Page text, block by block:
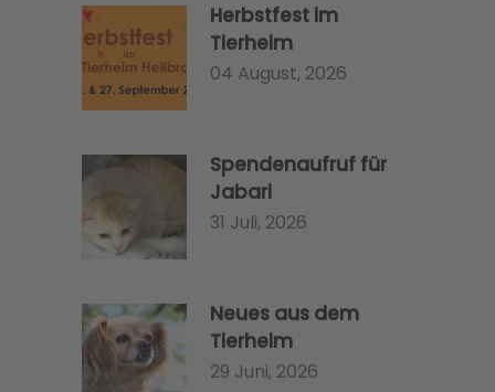
Herbstfest im
Tierheim
04 August, 2026
Spendenaufruf für
Jabari
31 Juli, 2026
Neues aus dem
Tierheim
29 Juni, 2026